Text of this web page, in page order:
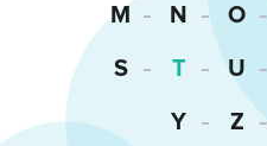
M
N O
S
T U
Y
Z